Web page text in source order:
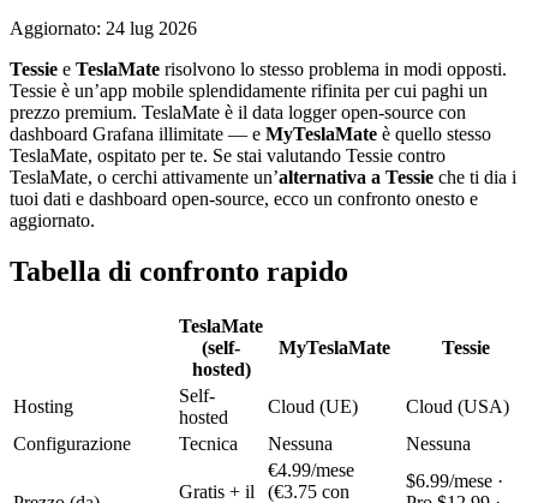
Aggiornato: 24 lug 2026
Tessie e TeslaMate risolvono lo stesso problema in modi opposti.
Tessie è un’app mobile splendidamente rifinita per cui paghi un
prezzo premium. TeslaMate è il data logger open-source con
dashboard Grafana illimitate — e MyTeslaMate è quello stesso
TeslaMate, ospitato per te. Se stai valutando Tessie contro
TeslaMate, o cerchi attivamente un’alternativa a Tessie che ti dia i
tuoi dati e dashboard open-source, ecco un confronto onesto e
aggiornato.
Tabella di confronto rapido
TeslaMate
(self-
hosted)
MyTeslaMate Tessie
Hosting
Self-
hosted
Cloud (UE)
Cloud (USA)
Configurazione
Tecnica Nessuna Nessuna
Gratis + il
€4.99/mese
(€3.75 con
$6.99/mese ·